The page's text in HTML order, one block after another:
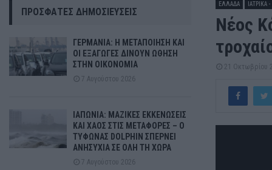
ΕΛΛΑΔΑ
Νέος
21 Οκτωβρίου
ΠΡΌΣΦΑΤΕΣ ΔΗΜΟΣΙΕΎΣΕΙΣ
ΓΕΡΜΑΝΙΑ: Η ΜΕΤΑΠΟΙΗΣΗ ΚΑΙ
ΟΙ ΕΞΑΓΩΓΕΣ ΔΙΝΟΥΝ ΩΘΗΣΗ
ΣΤΗΝ ΟΙΚΟΝΟΜΙΑ
7 Αυγούστου 2026
ΙΑΠΩΝΙΑ: ΜΑΖΙΚΕΣ ΕΚΚΕΝΩΣΕΙΣ
ΚΑΙ ΧΑΟΣ ΣΤΙΣ ΜΕΤΑΦΟΡΕΣ – Ο
ΤΥΦΩΝΑΣ DOLPHIN ΣΠΕΡΝΕΙ
ΑΝΗΣΥΧΙΑ ΣΕ ΟΛΗ ΤΗ ΧΩΡΑ
7 Αυγούστου 2026